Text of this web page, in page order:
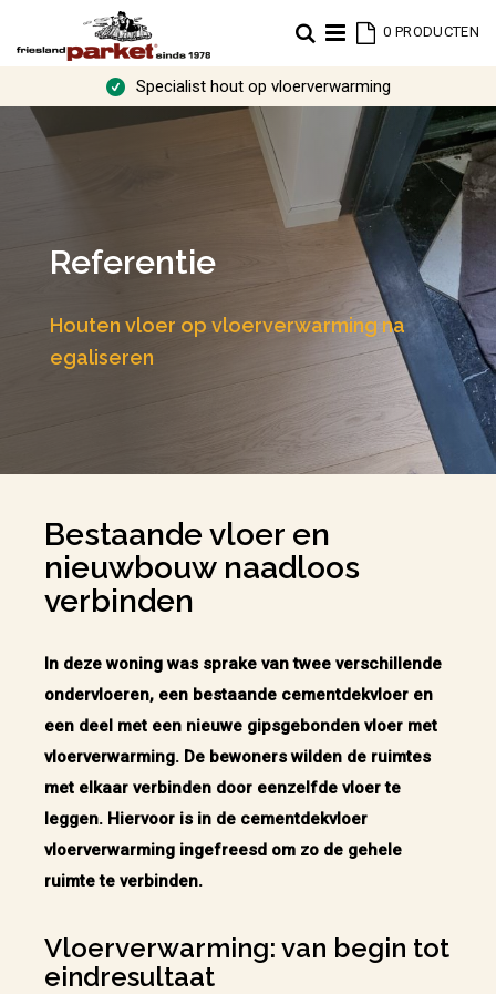
0 PRODUCTEN
Zoek
Specialist hout op vloerverwarming
Referentie
Houten vloer op vloerverwarming na
egaliseren
Bestaande vloer en
nieuwbouw naadloos
verbinden
In deze woning was sprake van twee verschillende
ondervloeren, een bestaande cementdekvloer en
een deel met een nieuwe gipsgebonden vloer met
vloerverwarming. De bewoners wilden de ruimtes
met elkaar verbinden door eenzelfde vloer te
leggen. Hiervoor is in de cementdekvloer
vloerverwarming ingefreesd om zo de gehele
ruimte te verbinden.
Vloerverwarming: van begin tot
eindresultaat